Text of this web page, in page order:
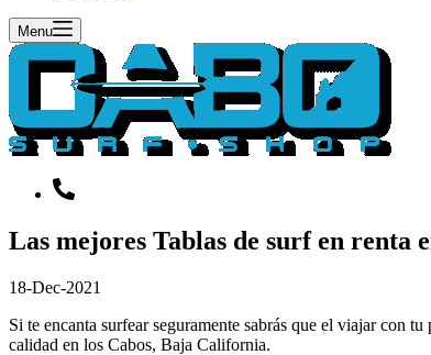
Menu
Las mejores Tablas de surf en renta
18-Dec-2021
Si te encanta surfear seguramente sabrás que el viajar con
calidad en los Cabos, Baja California.